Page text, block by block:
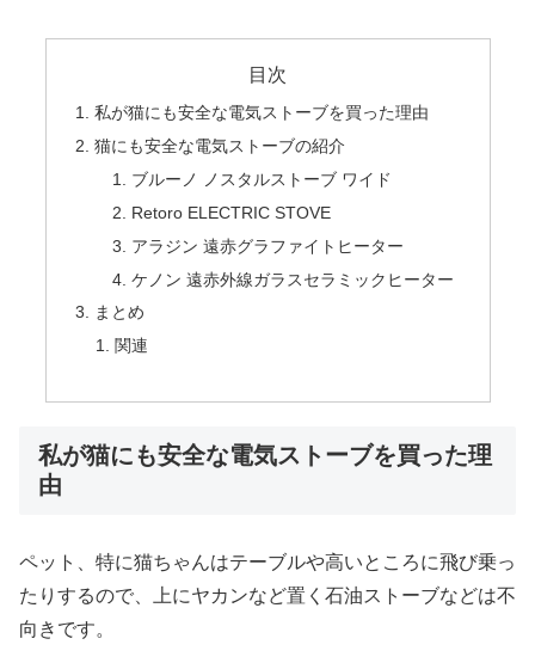
目次
私が猫にも安全な電気ストーブを買った理由
猫にも安全な電気ストーブの紹介
ブルーノ ノスタルストーブ ワイド
Retoro ELECTRIC STOVE
アラジン 遠赤グラファイトヒーター
ケノン 遠赤外線ガラスセラミックヒーター
まとめ
関連
私が猫にも安全な電気ストーブを買った理
由
ペット、特に猫ちゃんはテーブルや高いところに飛び乗っ
たりするので、上にヤカンなど置く石油ストーブなどは不
向きです。